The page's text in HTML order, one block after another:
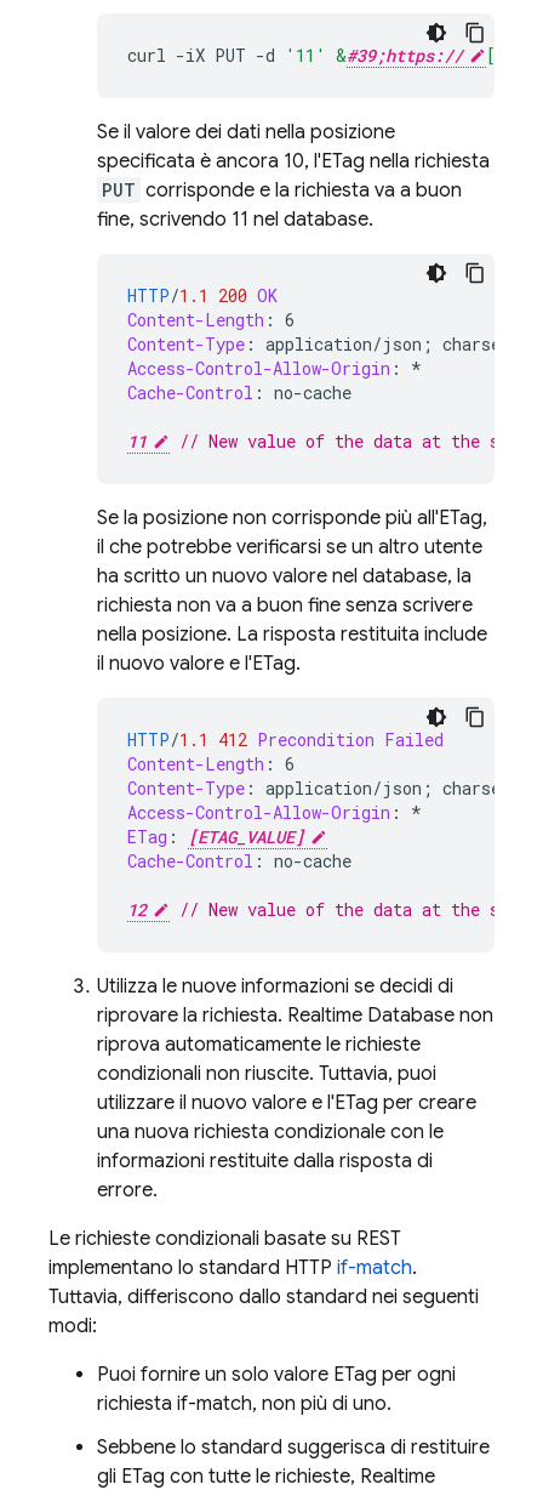
curl -iX PUT -d '11' &#39;https://
Se il valore dei dati nella posizione
specificata è ancora 10, l'ETag nella richiesta
PUT corrisponde e la richiesta va a buon
fine, scrivendo 11 nel database.
HTTP/1.1 200 OK
Content-Length : 6
Content-Type : application/json;
Access-Control-Allow-Origin :
*
Cache-Control : no-cache
11 // New value of the data at the
Se la posizione non corrisponde più all'ETag,
il che potrebbe verificarsi se un altro utente
ha scritto un nuovo valore nel database, la
richiesta non va a buon fine senza scrivere
nella posizione. La risposta restituita include
il nuovo valore e l'ETag.
HTTP/1.1 412 Precondition Failed
Content-Length : 6
Content-Type : application/json;
Access-Control-Allow-Origin :
*
ETag :
[ETAG_VALUE]
Cache-Control : no-cache
12 // New value of the data at the
Utilizza le nuove informazioni se decidi di
riprovare la richiesta. Realtime Database non
riprova automaticamente le richieste
condizionali non riuscite. Tuttavia, puoi
utilizzare il nuovo valore e l'ETag per creare
una nuova richiesta condizionale con le
informazioni restituite dalla risposta di
errore.
Le richieste condizionali basate su REST
implementano lo standard HTTP if-match.
Tuttavia, differiscono dallo standard nei seguenti
modi:
Puoi fornire un solo valore ETag per ogni
richiesta if-match, non più di uno.
Sebbene lo standard suggerisca di restituire
gli ETag con tutte le richieste, Realtime